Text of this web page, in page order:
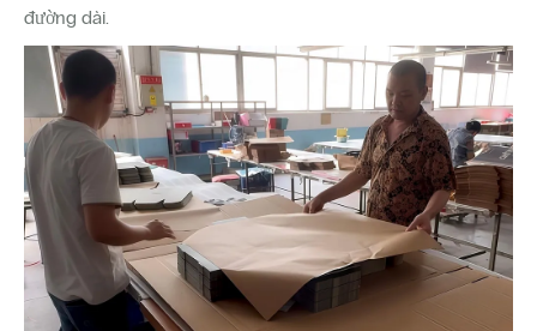
đường dài.